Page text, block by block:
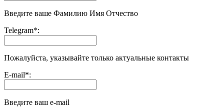
Введите ваше Фамилию Имя Отчество
Telegram*:
Пожалуйста, указывайте только актуальные контакты
E-mail*:
Введите ваш e-mail